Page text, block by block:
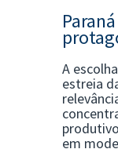
A
estreia
em